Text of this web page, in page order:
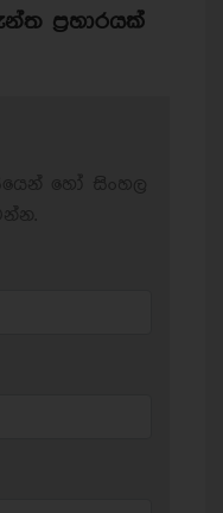
ප්‍රහාරයක්